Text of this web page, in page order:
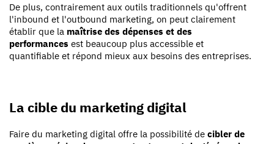
De plus, contrairement aux outils traditionnels qu'offrent
l'inbound et l'outbound marketing, on peut clairement
établir que la maîtrise des dépenses et des
performances est beaucoup plus accessible et
quantifiable et répond mieux aux besoins des entreprises.
La cible du marketing digital
Faire du marketing digital offre la possibilité de cibler de